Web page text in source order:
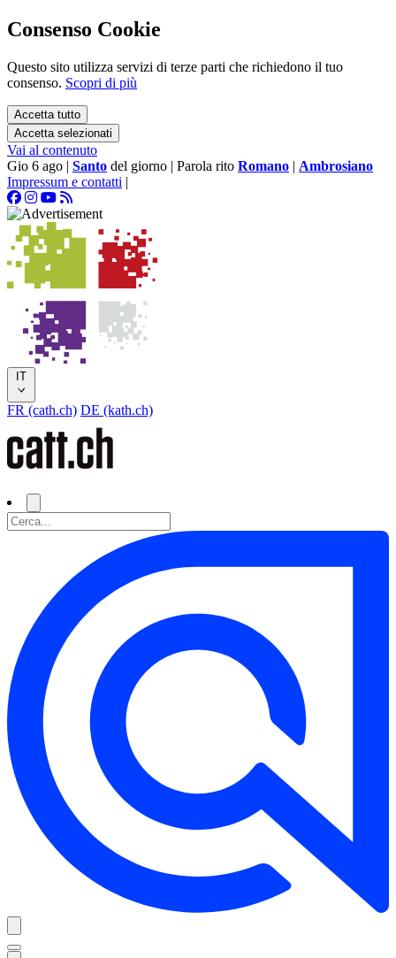
Consenso Cookie
Questo sito utilizza servizi di terze parti che richiedono il tuo
consenso. Scopri di più
Accetta tutto
Accetta selezionati
Vai al contenuto
Gio 6 ago | Santo del giorno | Parola rito Romano | Ambrosiano
Impressum e contatti |
IT
FR (cath.ch) DE (kath.ch)